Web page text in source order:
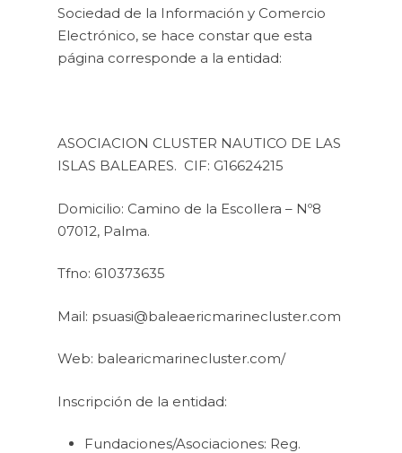
Sociedad de la Información y Comercio
Electrónico, se hace constar que esta
página corresponde a la entidad:
ASOCIACION CLUSTER NAUTICO DE LAS
ISLAS BALEARES. CIF: G16624215
Domicilio: Camino de la Escollera – Nº8
07012, Palma.
Tfno: 610373635
Mail: psuasi@baleaericmarinecluster.com
Web: balearicmarinecluster.com/
Inscripción de la entidad:
Fundaciones/Asociaciones: Reg.